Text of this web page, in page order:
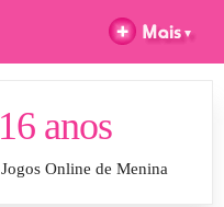
anos
Online de Menina